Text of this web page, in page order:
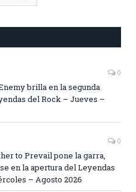
0
brilla en la segunda
del Rock – Jueves –
0
to Prevail pone la garra,
en la apertura del Leyendas
– Agosto 2026